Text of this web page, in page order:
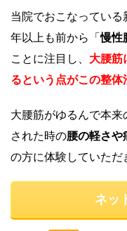
当院でおこなっている
年以上も前から「慢性
ことに注目し、 大腰筋
るという点がこの整体
大腰筋がゆるんで本
された時の腰の軽さや
の方に体験していただ
ネッ